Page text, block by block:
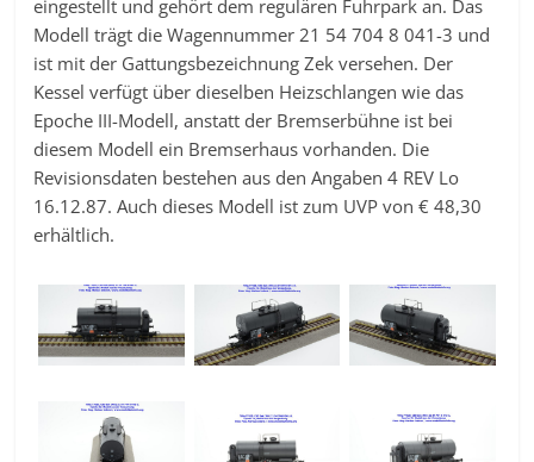
eingestellt und gehört dem regulären Fuhrpark an. Das
Modell trägt die Wagennummer 21 54 704 8 041-3 und
ist mit der Gattungsbezeichnung Zek versehen. Der
Kessel verfügt über dieselben Heizschlangen wie das
Epoche III-Modell, anstatt der Bremserbühne ist bei
diesem Modell ein Bremserhaus vorhanden. Die
Revisionsdaten bestehen aus den Angaben 4 REV Lo
16.12.87. Auch dieses Modell ist zum UVP von € 48,30
erhältlich.